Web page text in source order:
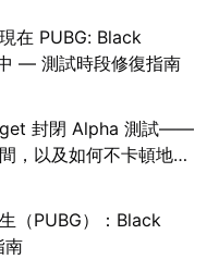
在 PUBG: Black
— 測試時段修復指南
封閉 Alpha 測試——
，以及如何不卡頓地遊
（PUBG）：Black
南